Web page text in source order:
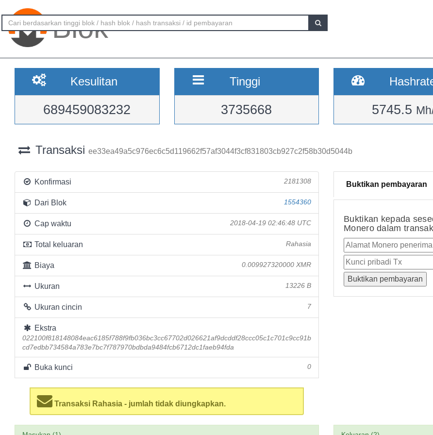
Blok
Kesulitan
689459083232
Tinggi
3735668 5745.5
Transaksi ee33ea49a5c976ec6c5d119662f57af3044f3cf831803cb927c2f58b30d5044b
Konfirmasi 2181308
Dari Blok 1554360
Cap waktu 2018-04-19 02:46:48 UTC
Total keluaran Rahasia
Biaya 0.009927320000 XMR
Ukuran 13226 B
Ukuran cincin 7
Ekstra
022100f818148084eac6185f788f9fb036bc3cc67702d026621af9dcddf28ccc05c1c701c9cc91b
cd7edbb734584a783e7bc7f787970bdbda9484fcb6712dc1faeb94fda
Buka kunci 0
Transaksi Rahasia - jumlah tidak diungkapkan.
Buktikan pembayaran
Buktikan kepada
Monero dalam